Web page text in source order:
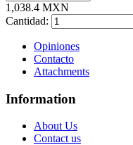
1,038.4 MXN
Cantidad:
Opiniones
Contacto
Attachments
Information
About Us
Contact us